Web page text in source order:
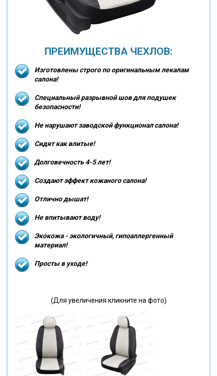
ПРЕИМУЩЕСТВА ЧЕХЛОВ:
Изготовлены строго по оригинальным лекалам
салона!
Специальный разрывной шов для подушек
безопасности!
Не нарушают заводской функционал салона!
Сидят как влитые!
Долговечность 4-5 лет!
Создают эффект кожаного салона!
Отлично дышат!
Не впитывают воду!
Экокожа - экологичный, гипоаллергенный
материал!
Просты в уходе!
(Для увеличения кликните на фото)